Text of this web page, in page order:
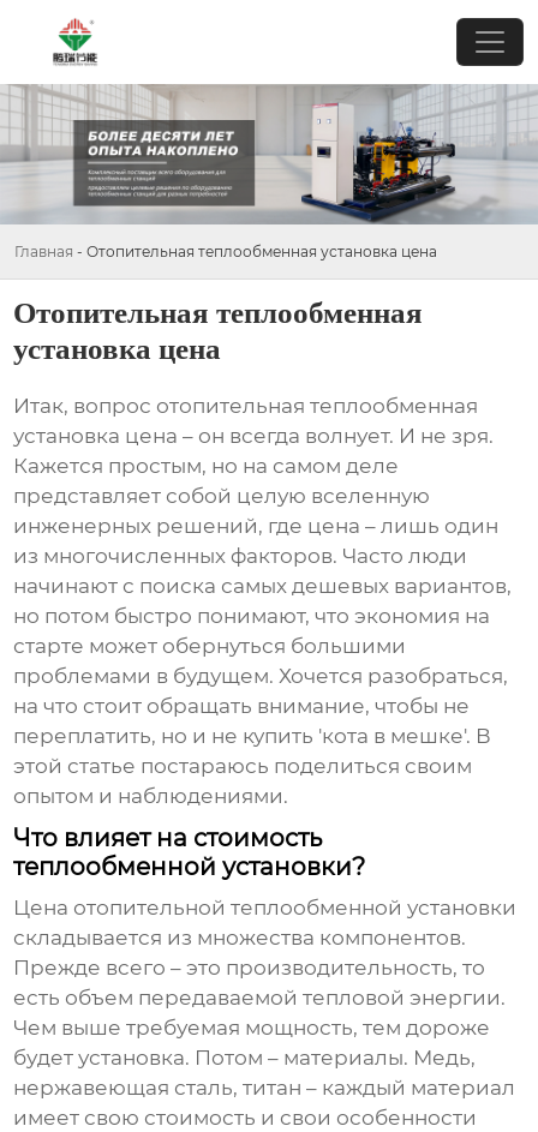
Главная - Отопительная теплообменная установка цена
Отопительная теплообменная
установка цена
Итак, вопрос отопительная теплообменная
установка цена – он всегда волнует. И не зря.
Кажется простым, но на самом деле
представляет собой целую вселенную
инженерных решений, где цена – лишь один
из многочисленных факторов. Часто люди
начинают с поиска самых дешевых вариантов,
но потом быстро понимают, что экономия на
старте может обернуться большими
проблемами в будущем. Хочется разобраться,
на что стоит обращать внимание, чтобы не
переплатить, но и не купить 'кота в мешке'. В
этой статье постараюсь поделиться своим
опытом и наблюдениями.
Что влияет на стоимость
теплообменной установки?
Цена отопительной теплообменной установки
складывается из множества компонентов.
Прежде всего – это производительность, то
есть объем передаваемой тепловой энергии.
Чем выше требуемая мощность, тем дороже
будет установка. Потом – материалы. Медь,
нержавеющая сталь, титан – каждый материал
имеет свою стоимость и свои особенности